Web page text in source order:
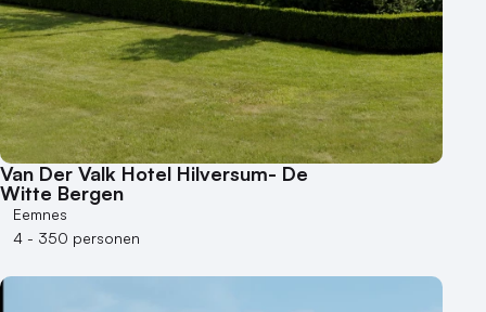
Hotel
Hybride events
Industriële locatie
Kasteel en landgoed
Kleine / intieme locatie
Locaties aan zee
Museum
Theater
Varende locatie
Van Der Valk Hotel Hilversum- De
Witte Bergen
Eemnes
4 - 350 personen